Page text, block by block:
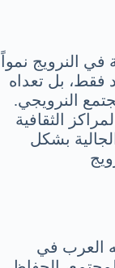
في النرويج نمواً
فقط، بل تعداه
النرويجي.
الثقافية
بشكل
العرب في